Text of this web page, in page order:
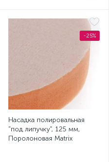
-25%
Насадка полировальная
"под липучку", 125 мм,
Поролоновая Matrix